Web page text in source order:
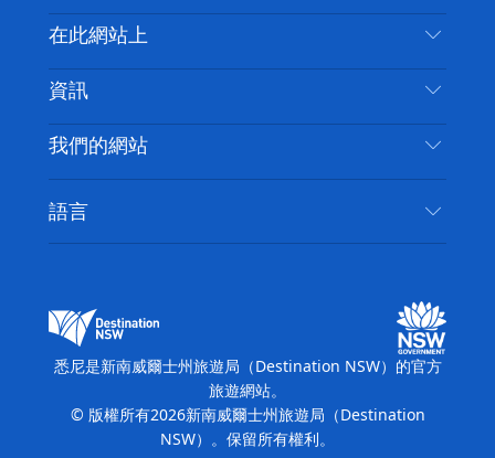
喳
喳
聯絡我們
免責聲明
隱私
Cookie 通知
在此網站上
目的地
要做的事情
新南威爾斯州公路旅行
活動
住宿
資訊
旅行資訊
無障礙悉尼
列出您的業務
我們的網站
新南威爾士州旅遊局（Destination NSW）媒體中
心
繽紛悉尼燈光音樂節
語言
悉尼是新南威爾士州旅遊局（Destination NSW）的官方
旅遊網站。
© 版權所有2026新南威爾士州旅遊局（Destination
NSW）。保留所有權利。